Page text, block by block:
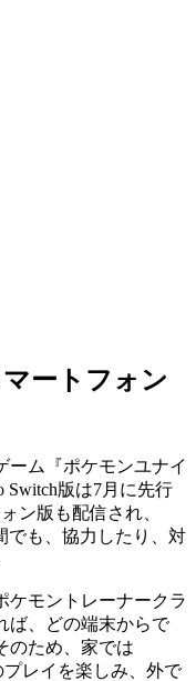
マートフォン
ーム『ポケモンユナイ
Switch版は7月に先行
ン版も配信され、
でも、協力したり、対
ケモントレーナークラ
ば、どの端末からで
のため、家では
プレイを楽しみ、外で